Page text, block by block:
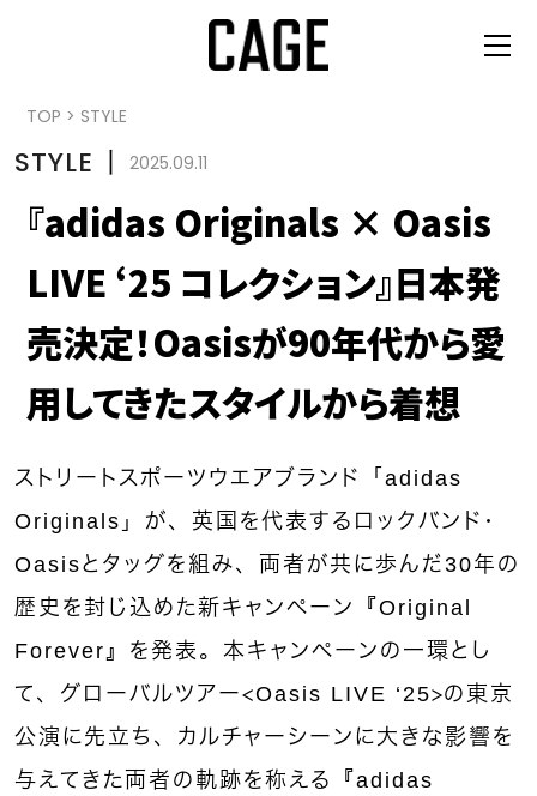
TOP > STYLE
STYLE 丨 2025.09.11
『adidas Originals × Oasis
LIVE ‘25 コレクション』日本発
売決定！Oasisが90年代から愛
用してきたスタイルから着想
ストリートスポーツウエアブランド「adidas
Originals」が、英国を代表するロックバンド・
Oasisとタッグを組み、両者が共に歩んだ30年の
歴史を封じ込めた新キャンペーン『Original
Forever』を発表。本キャンペーンの一環とし
て、グローバルツアー＜Oasis LIVE ‘25＞の東京
公演に先立ち、カルチャーシーンに大きな影響を
与えてきた両者の軌跡を称える『adidas